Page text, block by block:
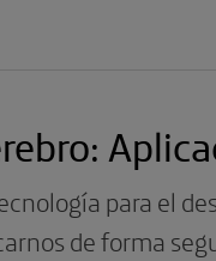
para el
de forma